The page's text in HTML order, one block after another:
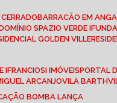
CERRADO BARRACÃO EM
SPAZIO VERDE I
GOLDEN VILLE
I FRANCIOSI IMÓVEIS PORTAL
ARCANJO VILA BARTH
BOMBA LANÇA